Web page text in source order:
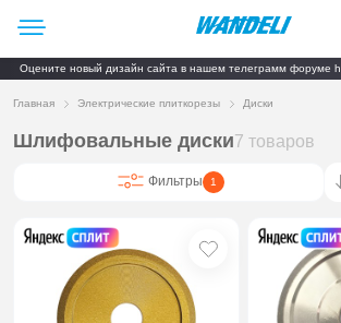
Оцените новый дизайн сайта в нашем телеграмм форуме
Главная Электрические плиткорезы Диски
Шлифовальные диски7 товаров
Фильтры 1